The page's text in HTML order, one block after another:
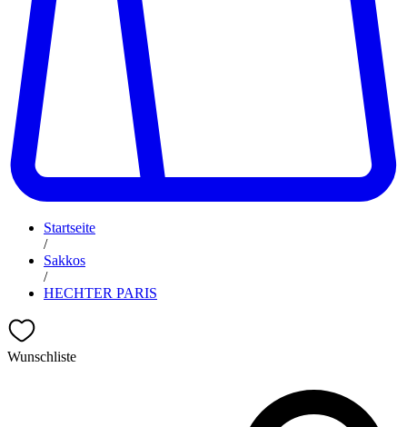
Startseite
/
Sakkos
/
HECHTER PARIS
Wunschliste